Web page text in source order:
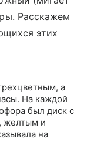
Расскажем
этих
а
На каждой
был диск с
желтым и
на